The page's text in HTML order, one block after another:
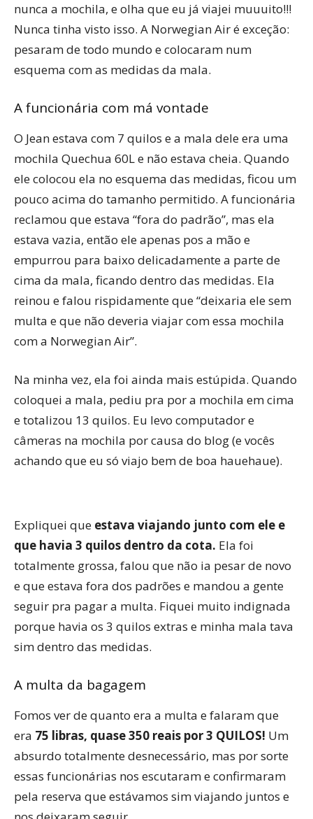
nunca a mochila, e olha que eu já viajei muuuito!!!
Nunca tinha visto isso. A Norwegian Air é exceção:
pesaram de todo mundo e colocaram num
esquema com as medidas da mala.
A funcionária com má vontade
O Jean estava com 7 quilos e a mala dele era uma
mochila Quechua 60L e não estava cheia. Quando
ele colocou ela no esquema das medidas, ficou um
pouco acima do tamanho permitido. A funcionária
reclamou que estava “fora do padrão”, mas ela
estava vazia, então ele apenas pos a mão e
empurrou para baixo delicadamente a parte de
cima da mala, ficando dentro das medidas. Ela
reinou e falou rispidamente que “deixaria ele sem
multa e que não deveria viajar com essa mochila
com a Norwegian Air”.
Na minha vez, ela foi ainda mais estúpida. Quando
coloquei a mala, pediu pra por a mochila em cima
e totalizou 13 quilos. Eu levo computador e
câmeras na mochila por causa do blog (e vocês
achando que eu só viajo bem de boa hauehaue).
Expliquei que estava viajando junto com ele e
que havia 3 quilos dentro da cota. Ela foi
totalmente grossa, falou que não ia pesar de novo
e que estava fora dos padrões e mandou a gente
seguir pra pagar a multa. Fiquei muito indignada
porque havia os 3 quilos extras e minha mala tava
sim dentro das medidas.
A multa da bagagem
Fomos ver de quanto era a multa e falaram que
era 75 libras, quase 350 reais por 3 QUILOS! Um
absurdo totalmente desnecessário, mas por sorte
essas funcionárias nos escutaram e confirmaram
pela reserva que estávamos sim viajando juntos e